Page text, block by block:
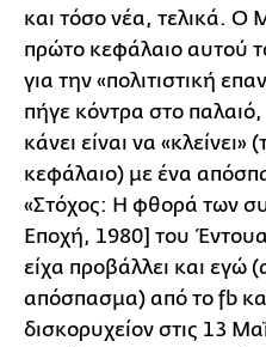
και τόσο νέα, τελικά. Ο
πρώτο κεφάλαιο αυτού
για την «πολιτιστική
πήγε κόντρα στο
κάνει είναι να
κεφάλαιο) με ένα
«Στόχος: H φθορά των
Εποχή, 1980] του
είχα προβάλλει και εγώ
απόσπασμα) από το fb
δισκορυχείον στις 13